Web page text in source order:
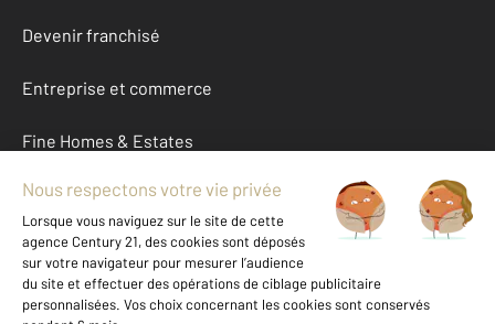
Devenir franchisé
Entreprise et commerce
Fine Homes & Estates
À propos
International
Nous contacter